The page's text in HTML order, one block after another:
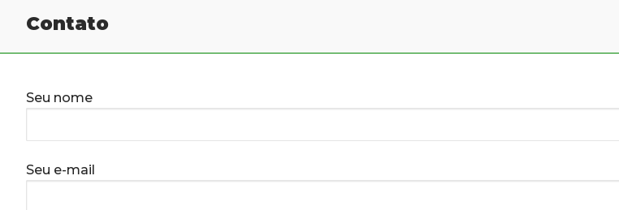
Contato
Seu nome
Seu e-mail